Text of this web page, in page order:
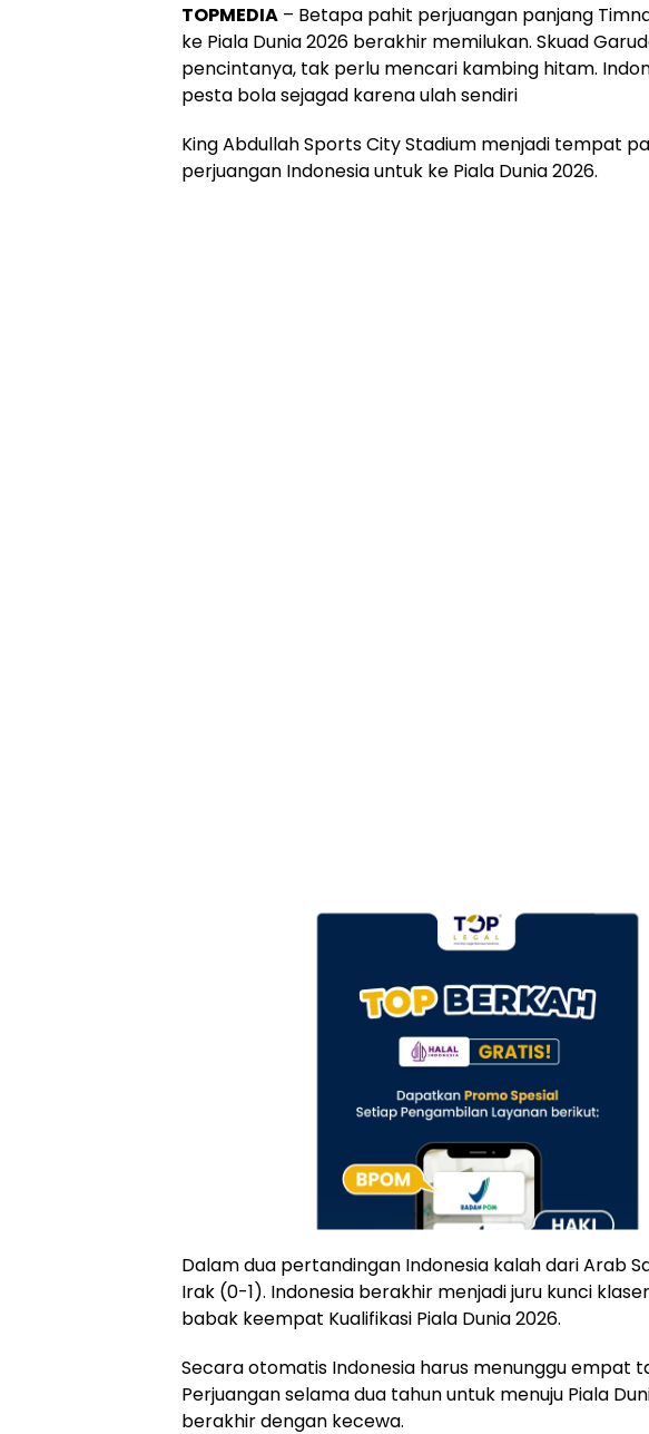
TOPMEDIA – Betapa pahit perjuangan panjang
ke Piala Dunia 2026 berakhir memilukan. Skuad
pencintanya, tak perlu mencari kambing hitam.
pesta bola sejagad karena ulah sendiri
King Abdullah Sports City Stadium menjadi tempat
perjuangan Indonesia untuk ke Piala Dunia 2026.
Dalam dua pertandingan Indonesia kalah dari Arab
Irak (0-1). Indonesia berakhir menjadi juru kunci
babak keempat Kualifikasi Piala Dunia 2026.
Secara otomatis Indonesia harus menunggu empat
Perjuangan selama dua tahun untuk menuju Piala
berakhir dengan kecewa.